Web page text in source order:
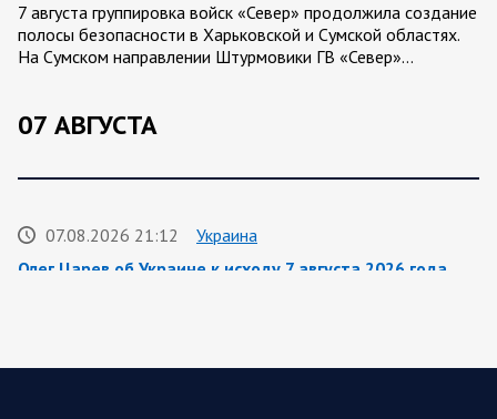
7 августа группировка войск «Север» продолжила создание
полосы безопасности в Харьковской и Сумской областях.
На Сумском направлении Штурмовики ГВ «Север»…
07 АВГУСТА
07.08.2026 21:12
Украина
Олег Царев об Украине к исходу 7 августа 2026 года